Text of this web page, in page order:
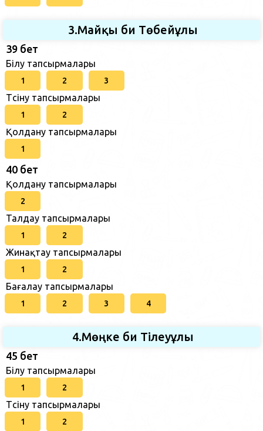
3.Майқы би Төбейұлы
39 бет
Білу тапсырмалары
1 2 3
Түсіну тапсырмалары
1 2
Қолдану тапсырмалары
1
40 бет
Қолдану тапсырмалары
2
Талдау тапсырмалары
1 2
Жинақтау тапсырмалары
1 2
Бағалау тапсырмалары
1 2 3 4
4.Мөңке би Тілеуұлы
45 бет
Білу тапсырмалары
1 2
Түсіну тапсырмалары
1 2